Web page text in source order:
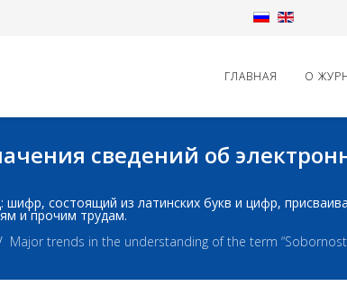
ГЛАВНАЯ О
сведений об
шифр, состоящий из латинских букв и цифр,
и прочим трудам.
Major trends in the understanding of the term